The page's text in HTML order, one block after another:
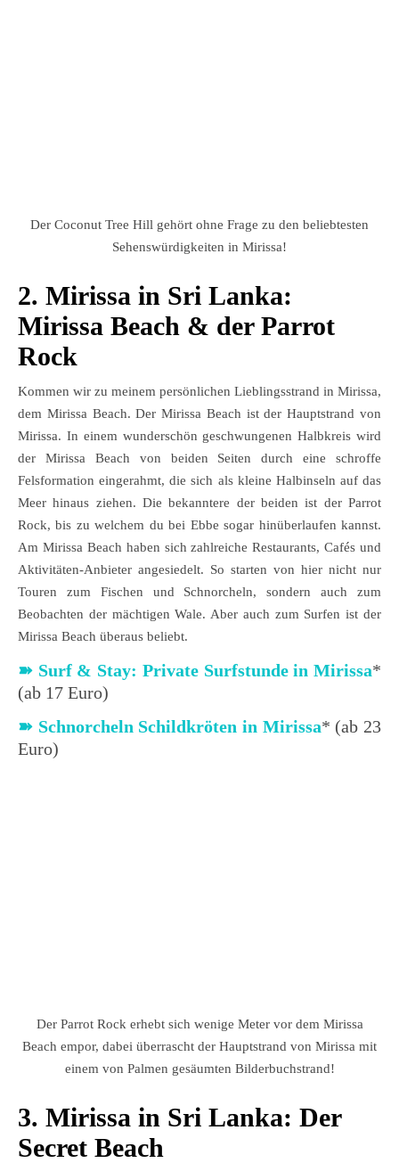
Der Coconut Tree Hill gehört ohne Frage zu den beliebtesten
Sehenswürdigkeiten in Mirissa!
2. Mirissa in Sri Lanka:
Mirissa Beach & der Parrot
Rock
Kommen wir zu meinem persönlichen Lieblingsstrand in Mirissa,
dem Mirissa Beach. Der Mirissa Beach ist der Hauptstrand von
Mirissa. In einem wunderschön geschwungenen Halbkreis wird
der Mirissa Beach von beiden Seiten durch eine schroffe
Felsformation eingerahmt, die sich als kleine Halbinseln auf das
Meer hinaus ziehen. Die bekanntere der beiden ist der Parrot
Rock, bis zu welchem du bei Ebbe sogar hinüberlaufen kannst.
Am Mirissa Beach haben sich zahlreiche Restaurants, Cafés und
Aktivitäten-Anbieter angesiedelt. So starten von hier nicht nur
Touren zum Fischen und Schnorcheln, sondern auch zum
Beobachten der mächtigen Wale. Aber auch zum Surfen ist der
Mirissa Beach überaus beliebt.
➽ Surf & Stay: Private Surfstunde in Mirissa*
(ab 17 Euro)
➽ Schnorcheln Schildkröten in Mirissa* (ab 23
Euro)
Der Parrot Rock erhebt sich wenige Meter vor dem Mirissa
Beach empor, dabei überrascht der Hauptstrand von Mirissa mit
einem von Palmen gesäumten Bilderbuchstrand!
3. Mirissa in Sri Lanka: Der
Secret Beach